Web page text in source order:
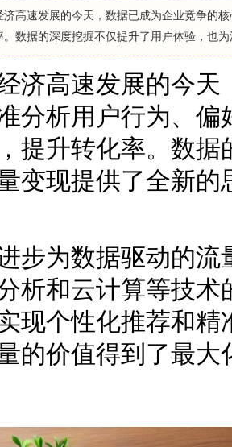
速发展的今天，数据已成为企业竞争的核
数据的深度挖掘不仅提升了用户体验，也
高速发展的今天
分析用户行为、
提升转化率。数
变现提供了全新的
为数据驱动的流
析和云计算等技
现个性化推荐和
的价值得到了最大